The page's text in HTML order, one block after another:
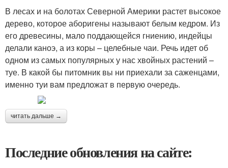
В лесах и на болотах Северной Америки растет высокое
дерево, которое аборигены называют белым кедром. Из
его древесины, мало поддающейся гниению, индейцы
делали каноэ, а из коры – целебные чаи. Речь идет об
одном из самых популярных у нас хвойных растений –
туе. В какой бы питомник вы ни приехали за саженцами,
именно туи вам предложат в первую очередь.
читать дальше →
Последние обновления на сайте: